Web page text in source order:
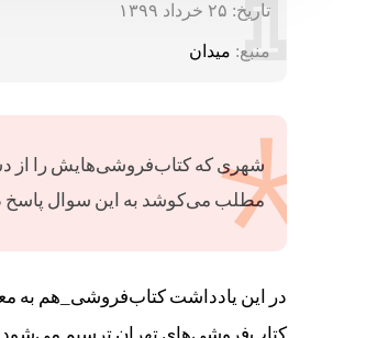
تاریخ: ۲۵ خرداد ۱۳۹۹
منبع: میدان
شهری که کتاب‌فروشی‌هایش را از
مطلب می‌کوشد به این سوال پاسخ
در این یادداشت کتاب‌فروشی_هم به